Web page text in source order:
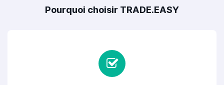
Pourquoi choisir TRADE.EASY